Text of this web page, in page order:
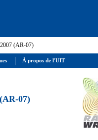
(AR-07)
07)
À propos de l'UIT